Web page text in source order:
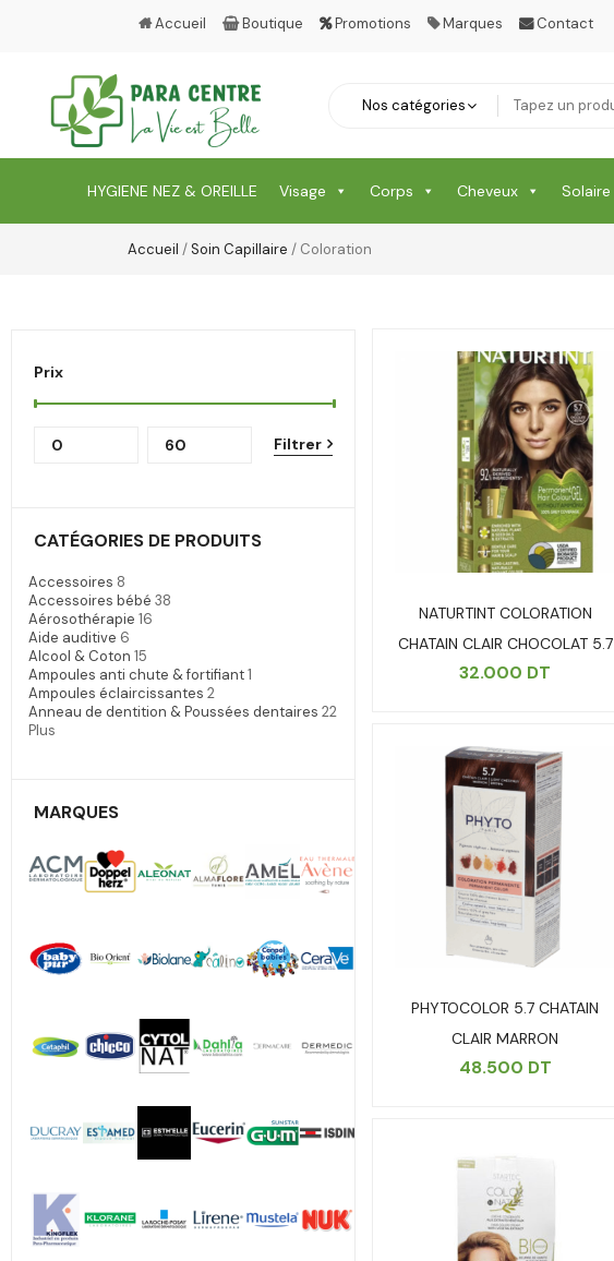
Accueil Boutique Promotions Marques Contact
HYGIENE NEZ & OREILLE Visage Corps Cheveux Solaire
Accueil /Soin Capillaire / Coloration
Prix
Filtrer
CATÉGORIES DE PRODUITS
Accessoires 8
Accessoires bébé 38
Aérosothérapie 16
Aide auditive 6
Alcool & Coton 15
Ampoules anti chute & fortifiant1
Ampoules éclaircissantes 2
Anneau de dentition & Poussées dentaires 22
Plus
MARQUES
NATURTINT COLORATION
CHATAIN CLAIR CHOCOLAT 5.7
32.000 DT
PHYTOCOLOR 5.7 CHATAIN
CLAIR MARRON
48.500 DT